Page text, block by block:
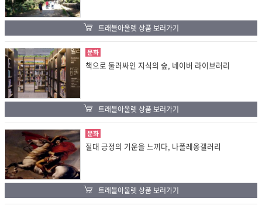
트래블아울렛 상품 보러가기
문화
책으로 둘러싸인 지식의 숲, 네이버 라이브러리
트래블아울렛 상품 보러가기
문화
절대 긍정의 기운을 느끼다, 나폴레옹갤러리
트래블아울렛 상품 보러가기